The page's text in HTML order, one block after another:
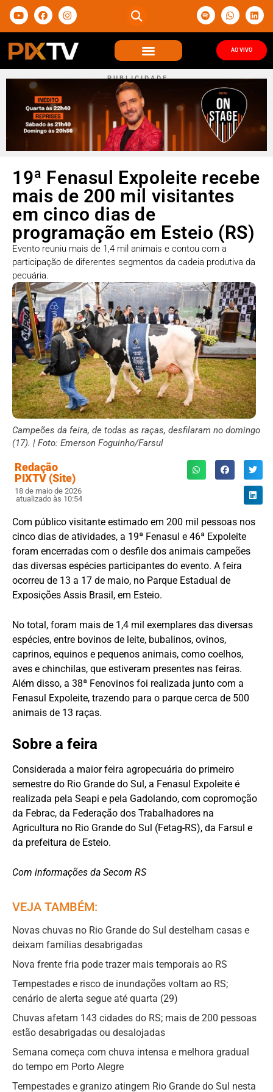
AO VIVO
P U B L I C I D A D E
19ª Fenasul Expoleite recebe
mais de 200 mil visitantes
em cinco dias de
programação em Esteio (RS)
Evento reuniu mais de 1,4 mil animais e contou com a
participação de diferentes segmentos da cadeia produtiva da
pecuária.
Campeões da feira, de todas as raças, desfilaram no domingo
(17). | Foto: Emerson Foguinho/Farsul
Redação
PIXTV (Site)
18 de maio de 2026
atualizado às 10:54
Com público visitante estimado em 200 mil pessoas nos
cinco dias de atividades, a 19ª Fenasul e 46ª Expoleite
foram encerradas com o desfile dos animais campeões
das diversas espécies participantes do evento. A feira
ocorreu de 13 a 17 de maio, no Parque Estadual de
Exposições Assis Brasil, em Esteio.
No total, foram mais de 1,4 mil exemplares das diversas
espécies, entre bovinos de leite, bubalinos, ovinos,
caprinos, equinos e pequenos animais, como coelhos,
aves e chinchilas, que estiveram presentes nas feiras.
Além disso, a 38ª Fenovinos foi realizada junto com a
Fenasul Expoleite, trazendo para o parque cerca de 500
animais de 13 raças.
Sobre a feira
Considerada a maior feira agropecuária do primeiro
semestre do Rio Grande do Sul, a Fenasul Expoleite é
realizada pela Seapi e pela Gadolando, com copromoção
da Febrac, da Federação dos Trabalhadores na
Agricultura no Rio Grande do Sul (Fetag-RS), da Farsul e
da prefeitura de Esteio.
Com informações da Secom RS
VEJA TAMBÉM:
Novas chuvas no Rio Grande do Sul destelham casas e
deixam famílias desabrigadas
Nova frente fria pode trazer mais temporais ao RS
Tempestades e risco de inundações voltam ao RS;
cenário de alerta segue até quarta (29)
Chuvas afetam 143 cidades do RS; mais de 200 pessoas
estão desabrigadas ou desalojadas
Semana começa com chuva intensa e melhora gradual
do tempo em Porto Alegre
Tempestades e granizo atingem Rio Grande do Sul nesta